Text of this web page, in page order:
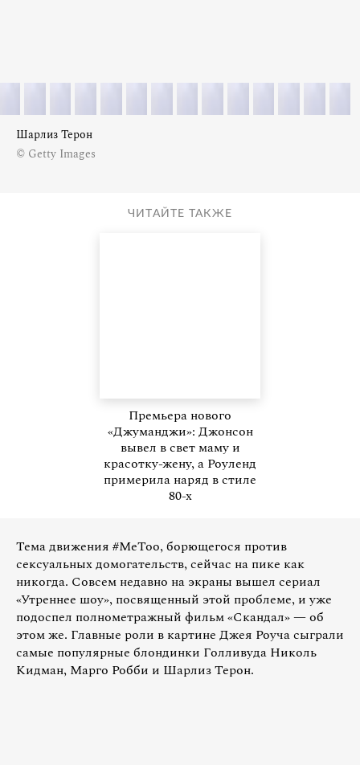
Шарлиз Терон
© Getty Images
ЧИТАЙТЕ ТАКЖЕ
Премьера нового
«Джуманджи»: Джонсон
вывел в свет маму и
красотку-жену, а Роуленд
примерила наряд в стиле
80-х
Тема движения #MeToo, борющегося против
сексуальных домогательств, сейчас на пике как
никогда. Совсем недавно на экраны вышел сериал
«Утреннее шоу», посвященный этой проблеме, и уже
подоспел полнометражный фильм «Скандал» — об
этом же. Главные роли в картине Джея Роуча сыграли
самые популярные блондинки Голливуда Николь
Кидман, Марго Робби и Шарлиз Терон.